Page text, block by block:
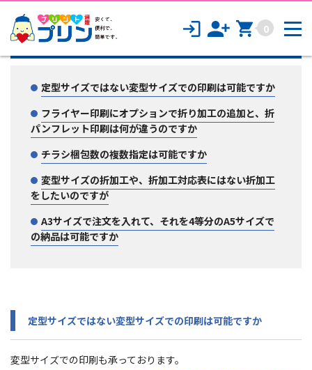
0
【商品別】チラシ・フライヤー印刷
定型サイズではない変型サイズでの印刷は可能ですか
フライヤー印刷にオプションで折り加工の追加と、折
パンフレット印刷は何が違うのですか
チラシ梱包数の複数指定は可能ですか
変型サイズの折加工や、折加工対応表にはない折加工
をしたいのですが
A3サイズで注文を入れて、それを4等分のA5サイズで
の納品は可能ですか
定型サイズではない変型サイズでの印刷は可能ですか
変型サイズでの印刷も承っております。